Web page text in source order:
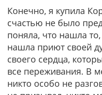
Конечно, я купила
счастью не было
поняла, что нашла
нашла приют своей
своего сердца,
все переживания. В
никто особо не